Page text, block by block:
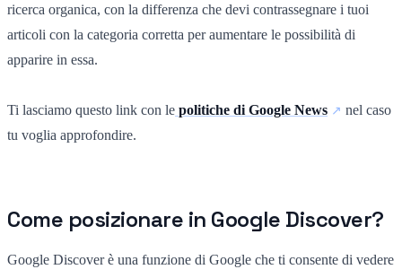
ricerca organica, con la differenza che devi contrassegnare i tuoi
articoli con la categoria corretta per aumentare le possibilità di
apparire in essa.
Ti lasciamo questo link con le politiche di Google News
nel caso
tu voglia approfondire.
Come posizionare in Google Discover?
Google Discover è una funzione di Google che ti consente di vedere